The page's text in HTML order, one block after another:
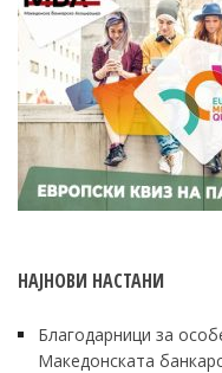
НАЈНОВИ НАСТАНИ
Благодарници за
Македонската